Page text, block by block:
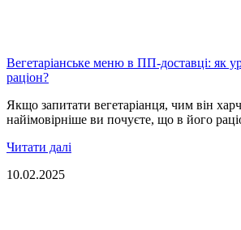
Вегетаріанське меню в ПП-доставці: як
раціон?
Якщо запитати вегетаріанця, чим він
найімовірніше ви почуєте, що в його
Читати далі
10.02.2025